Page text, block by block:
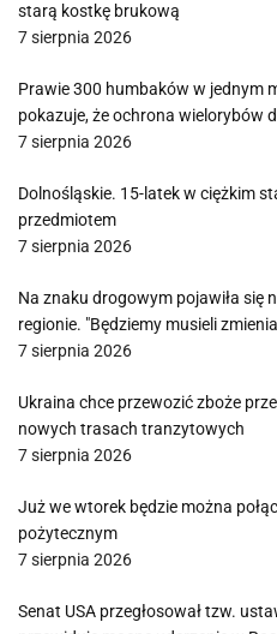
starą kostkę brukową
7 sierpnia 2026
Prawie 300 humbaków w jednym
pokazuje, że ochrona wielorybów
7 sierpnia 2026
Dolnośląskie. 15-latek w ciężkim
przedmiotem
7 sierpnia 2026
Na znaku drogowym pojawiła się
regionie. "Będziemy musieli
7 sierpnia 2026
Ukraina chce przewozić zboże
nowych trasach tranzytowych
7 sierpnia 2026
Już we wtorek będzie można
pożytecznym
7 sierpnia 2026
Senat USA przegłosował tzw.